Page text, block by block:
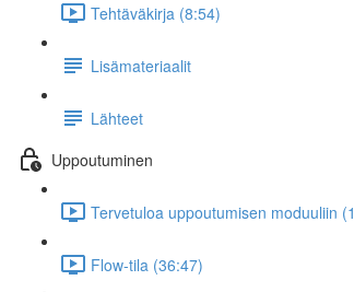
Tehtäväkirja (8:54)
Lisämateriaalit
Lähteet
Uppoutuminen
Tervetuloa uppoutumisen moduuliin
Flow-tila (36:47)